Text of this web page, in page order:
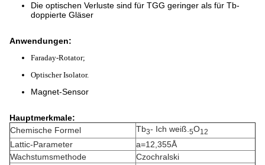
Die optischen Verluste sind für TGG geringer als für Tb-
doppierte Gläser
Anwendungen:
Faraday-Rotator;
Optischer Isolator.
Magnet-Sensor
Hauptmerkmale:
Chemische Formel
Tb3- Ich weiß. 5O12
Lattic-Parameter
a=12,355Å
Wachstumsmethode
Czochralski